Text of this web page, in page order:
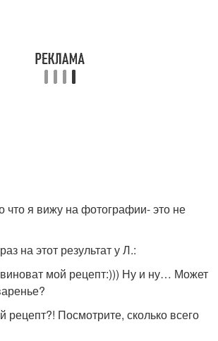
что я вижу на фотографии- это не
на этот результат у Л.:
мой рецепт:))) Ну и ну… Может
рецепт?! Посмотрите, сколько всего